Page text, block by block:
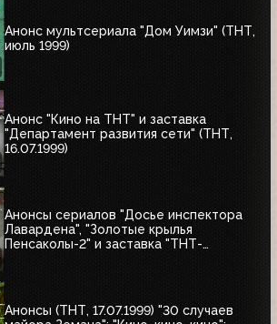
Анонс мультсериала "Дом Уимзи" (ТНТ,
июль 1999)
Анонс "Кино на ТНТ" и заставка
"Департамент развития сети" (ТНТ,
16.07.1999)
Анонсы сериалов "Досье инспектора
Лавардена", "Золотые крылья
Пенсаколы-2" и заставка "ТНТ-
Анонсы (ТНТ, 17.07.1999) "30 случаев